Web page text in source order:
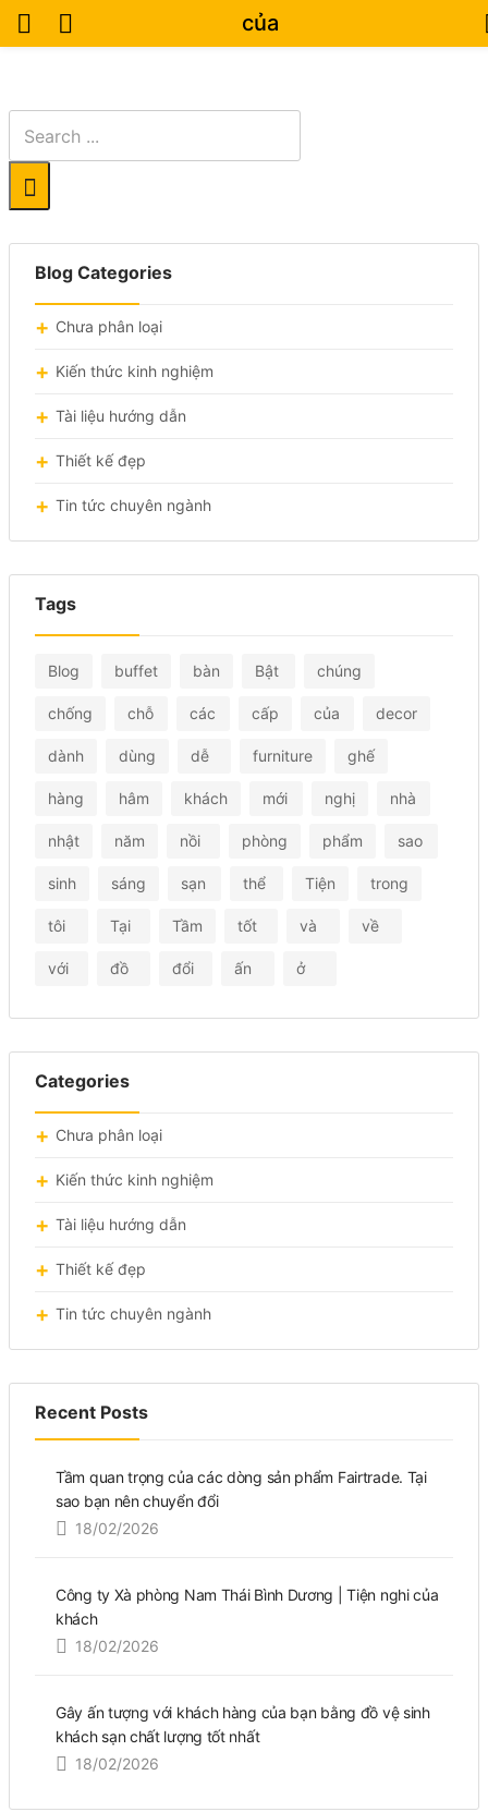
của
Blog Categories
Chưa phân loại
Kiến thức kinh nghiệm
Tài liệu hướng dẫn
Thiết kế đẹp
Tin tức chuyên ngành
Tags
Blog buffet bàn Bật chúng
chống chỗ các cấp của decor
dành dùng dễ furniture ghế
hàng hâm khách mới nghị nhà
nhật năm nồi phòng phẩm sao
sinh sáng sạn thể Tiện trong
tôi Tại Tầm tốt và về
với đồ đổi ấn ở
Categories
Chưa phân loại
Kiến thức kinh nghiệm
Tài liệu hướng dẫn
Thiết kế đẹp
Tin tức chuyên ngành
Recent Posts
Tầm quan trọng của các dòng sản phẩm Fairtrade. Tại
sao bạn nên chuyển đổi
18/02/2026
Công ty Xà phòng Nam Thái Bình Dương | Tiện nghi của
khách
18/02/2026
Gây ấn tượng với khách hàng của bạn bằng đồ vệ sinh
khách sạn chất lượng tốt nhất
18/02/2026